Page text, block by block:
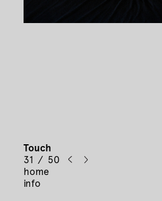
Touch
31 / 50
home
info